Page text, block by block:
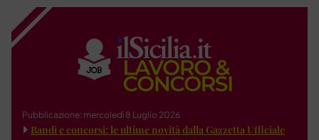
Pubblicazione: mercoledì 8 Luglio 2026
Bandi e concorsi: le ultime novità dalla Gazzetta Ufficiale